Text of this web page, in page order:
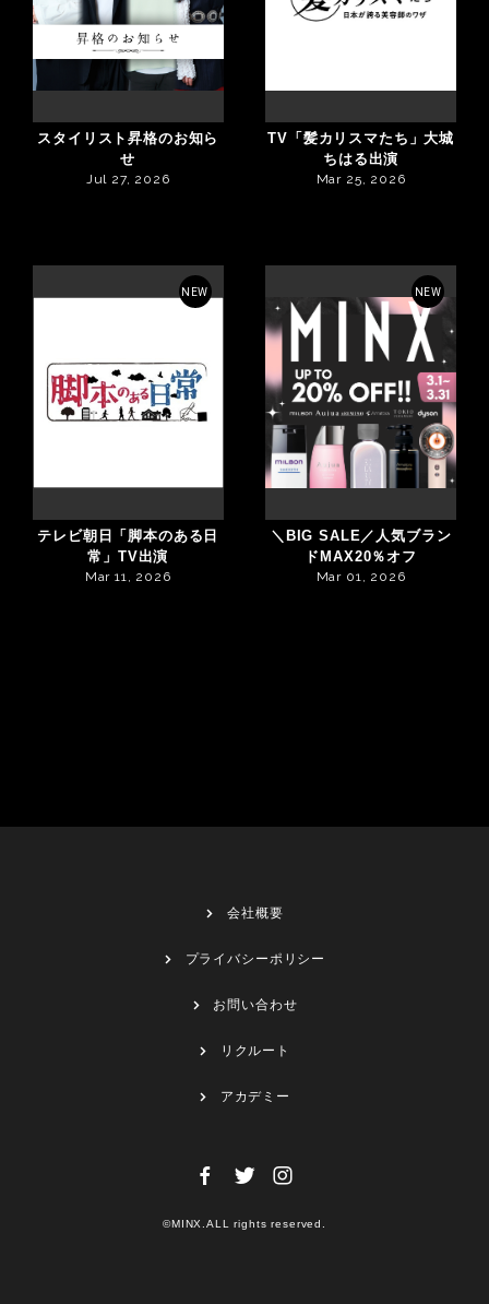
スタイリスト昇格のお知ら
せ
Jul 27, 2026
TV「髪カリスマたち」大城
ちはる出演
Mar 25, 2026
NEW
テレビ朝日「脚本のある日
常」TV出演
Mar 11, 2026
NEW
＼BIG SALE／人気ブラン
ドMAX20％オフ
Mar 01, 2026
会社概要
プライバシーポリシー
お問い合わせ
リクルート
アカデミー
©MINX.ALL rights reserved.